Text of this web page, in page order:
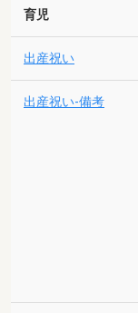
育児
出産祝い
出産祝い-備考